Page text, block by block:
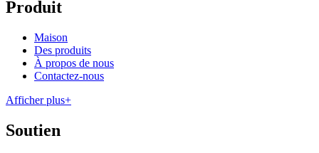
Produit
Maison
Des produits
À propos de nous
Contactez-nous
Afficher plus+
Soutien